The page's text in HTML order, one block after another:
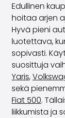
Edullinen
hoitaa arjen
Hyvä pieni
luotettava,
sopivasti.
suosittuja
Yaris,
sekä
Fiat 500.
liikkumista ja